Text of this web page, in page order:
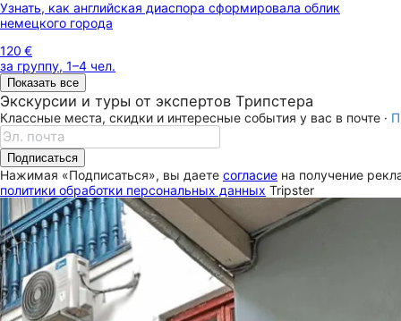
Узнать, как английская диаспора сформировала облик
немецкого города
120 €
за группу, 1–4 чел.
Показать все
Экскурсии и туры от экспертов Трипстера
Классные места, скидки и интересные события у вас в почте ·
Подписаться
Нажимая «Подписаться», вы даете согласие на получение
политики обработки персональных данных Tripster